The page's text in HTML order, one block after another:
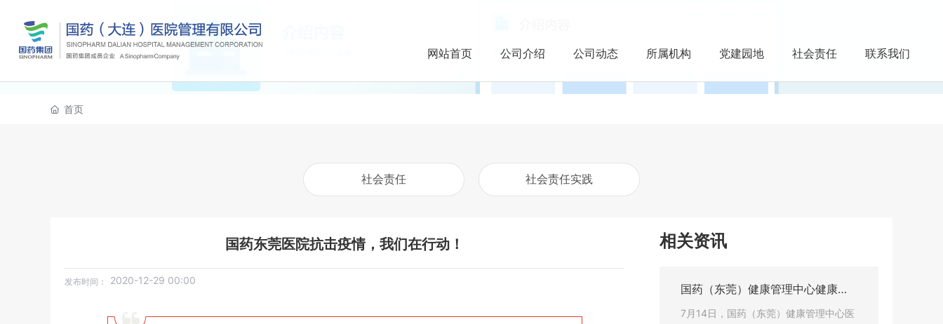
网站首页 公司介绍 公司动态 所属机构 党建园地 社会责任 联系我们
首页
社会责任 社会责任实践
国药东莞医院抗击疫情，我们在行动！
发布时间： 2020-12-29 00:00
相关资讯
国药（东莞）健康管理中心健康讲
座义诊活动走进东莞化物所
7月14日，国药（东莞）健康管理中心医